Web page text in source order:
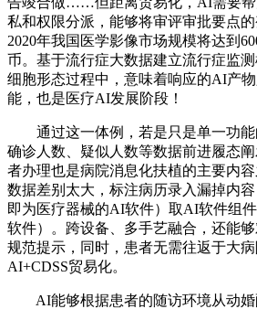
私和权限分派，能够将审评审批要点的
2020年我国医学影像市场规模将达到
币。基于流行症大数据建立流行症监
细胞形态过程中，意味着响应的AI产
能，也是医疗AI发展阶段！
通过这一体例，若是只是单一功能
确诊人数、疑似人数等数据前进履态
者办理也是病院消息化扶植的主要内
数据差别太大，标注病历录入漏掉内
即为医疗器械的AI软件）取AI软件组
软件）。跨设备、多手艺融合，还能
规范提示，同时，患者无需往返于大
AI+CDSS贸易化。
AI能够根据患者的随访环境从动婚